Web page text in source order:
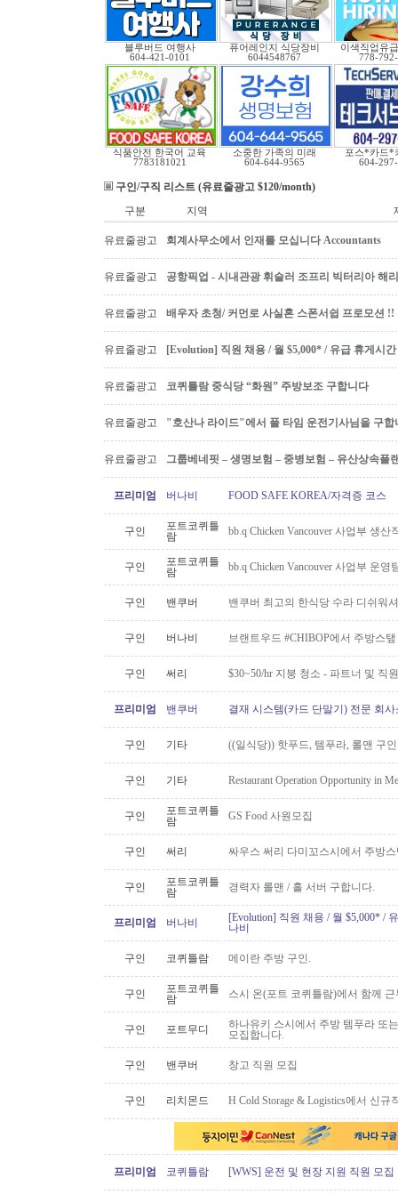
블루버드 여행사
604-421-0101
퓨어레인지 식당장비
6044548767
이색직업유
778-
식품안전 한국어 교육
7783181021
소중한 가족의 미래
604-644-9565
포스*카드*
604-
구인/구직 리스트 (유료줄광고 $120/month)
구분
지역
유료줄광고 회계사무소에서 인재를 모십니다 Accountants
유료줄광고 공항픽업 - 시내관광 휘슬러 조프리 빅터리아 해
유료줄광고 배우자 초청/ 커먼로 사실혼 스폰서쉽 프로모션 !!
유료줄광고 [Evolution] 직원 채용 / 월 $5,000* / 유급 휴게시
유료줄광고 코퀴틀람 중식당 “화원” 주방보조 구합니다
유료줄광고 "호산나 라이드"에서 풀 타임 운전기사님을 구합
유료줄광고 그룹베네핏 – 생명보험 – 중병보험 – 유산상속플
프리미엄 버나비 FOOD SAFE KOREA/자격증 코스
구인
포트코퀴틀
람
bb.q Chicken Vancouver 사업부 생
구인
포트코퀴틀
람
bb.q Chicken Vancouver 사업부 운
구인 밴쿠버 밴쿠버 최고의 한식당 수라 디쉬워
구인 버나비 브랜트우드 #CHIBOP에서 주방스
구인 써리 $30~50/hr 지붕 청소 - 파트너 및 직
프리미엄 밴쿠버 결재 시스템(카드 단말기) 전문 회
구인 기타 ((일식당)) 핫푸드, 템푸라, 롤맨 구
구인 기타 Restaurant Operation Opportunity in
구인
포트코퀴틀
람
GS Food 사원모집
구인 써리 싸우스 써리 다미꼬스시에서 주방
구인
포트코퀴틀
람
경력자 롤맨 / 홀 서버 구합니다.
프리미엄 버나비
[Evolution] 직원 채용 / 월 $5,000* /
나비
구인 코퀴틀람 메이란 주방 구인.
구인
포트코퀴틀
람
스시 온(포트 코퀴틀람)에서 함께
구인 포트무디
하나유키 스시에서 주방 템푸라 또
모집합니다.
구인 밴쿠버 창고 직원 모집
구인 리치몬드 H Cold Storage & Logistics에서 신규
프리미엄 코퀴틀람 [WWS] 운전 및 현장 지원 직원 모집